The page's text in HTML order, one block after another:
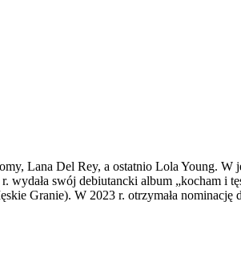
Lana Del Rey, a ostatnio Lola Young. W
swój debiutancki album „kocham i
Granie). W 2023 r. otrzymała nominację